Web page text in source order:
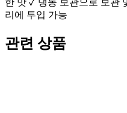
한 맛 ✓ 냉동 보관으로 보관
리에 투입 가능
관련 상품